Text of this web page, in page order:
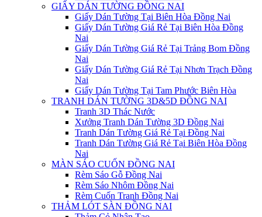
GIẤY DÁN TƯỜNG ĐỒNG NAI
Giấy Dán Tường Tại Biên Hòa Đồng Nai
Giấy Dán Tường Giá Rẻ Tại Biên Hòa Đồng
Nai
Giấy Dán Tường Giá Rẻ Tại Trảng Bom Đồng
Nai
Giấy Dán Tường Giá Rẻ Tại Nhơn Trạch Đồng
Nai
Giấy Dán Tường Tại Tam Phước Biên Hòa
TRANH DÁN TƯỜNG 3D&5D ĐỒNG NAI
Tranh 3D Thác Nước
Xưởng Tranh Dán Tường 3D Đồng Nai
Tranh Dán Tường Giá Rẻ Tại Đồng Nai
Tranh Dán Tường Giá Rẻ Tại Biên Hòa Đồng
Nai
MÀN SÁO CUỐN ĐỒNG NAI
Rèm Sáo Gỗ Đồng Nai
Rèm Sáo Nhôm Đồng Nai
Rèm Cuốn Tranh Đồng Nai
THẢM LÓT SÀN ĐỒNG NAI